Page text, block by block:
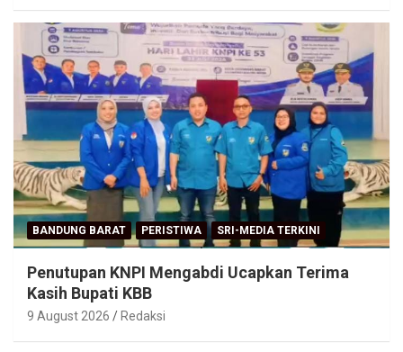
BANDUNG BARAT PERISTIWA SRI-MEDIA TERKINI
Penutupan KNPI Mengabdi Ucapkan Terima
Kasih Bupati KBB
9 August 2026 Redaksi